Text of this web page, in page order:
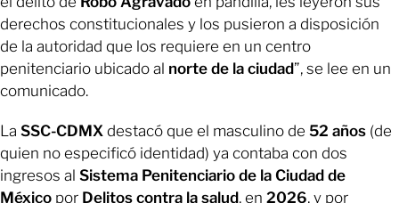
derechos constitucionales y los pusieron a disposición
de la autoridad que los requiere en un centro
penitenciario ubicado al norte de la ciudad”, se lee en un
comunicado.
La SSC-CDMX destacó que el masculino de 52 años (de
quien no especificó identidad) ya contaba con dos
ingresos al Sistema Penitenciario de la Ciudad de
México por Delitos contra la salud, en 2026, y por